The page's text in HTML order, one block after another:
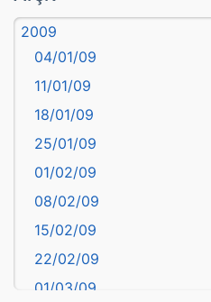
Balıkesir
Bartın
başkentler
Batman
Bayburt
Bilecik
Bingöl
Bitlis
Bolu
Burdur
2009
04/01/09
11/01/09
18/01/09
25/01/09
01/02/09
08/02/09
15/02/09
22/02/09
01/03/09